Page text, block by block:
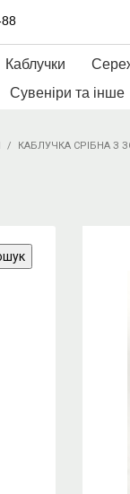
Каблучки
Сувеніри та інше
КАБЛУЧКА СРІБНА З